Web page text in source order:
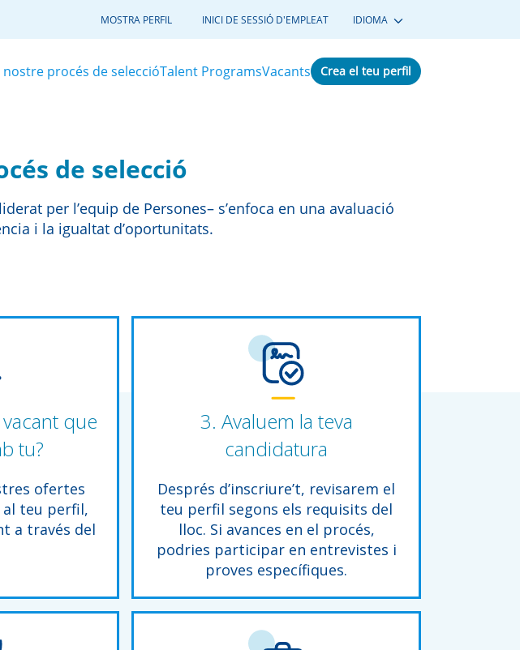
nostre procés de seleccióTalent ProgramsVacants Crea el teu perfil
IDIOMA
MOSTRA PERFIL INICI DE SESSIÓ D'EMPLEAT
de selecció
per l’equip de Persones– s’enfoca en una avaluació
i la igualtat d’oportunitats.
que
tu?
ofertes
al teu perfil,
a través del
3. Avaluem la teva
candidatura
Després d’inscriure’t, revisarem el
teu perfil segons els requisits del
lloc. Si avances en el procés,
podries participar en entrevistes i
proves específiques.